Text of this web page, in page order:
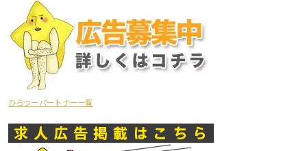
ひらつーパートナー一覧